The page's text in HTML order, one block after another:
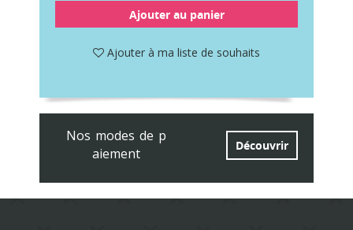
Ajouter au panier
Ajouter à ma liste de souhaits
Nos modes de p
aiement
Découvrir